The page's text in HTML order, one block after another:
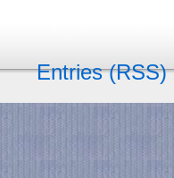
Entries (RSS)